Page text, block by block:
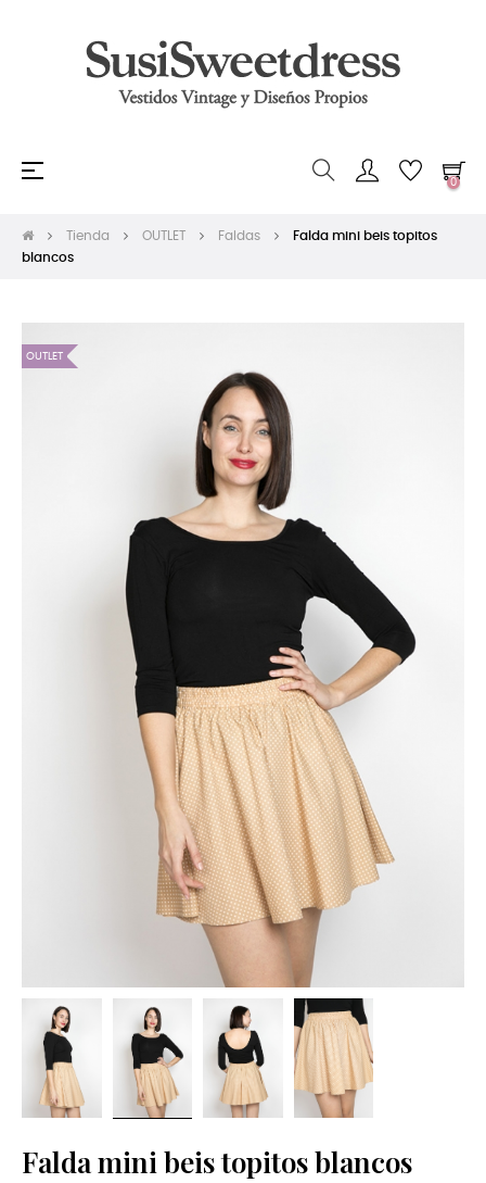
Navegación
☰
0
Tienda OUTLET Faldas
Falda mini beis topitos
blancos
OUTLET
Falda mini beis topitos blancos